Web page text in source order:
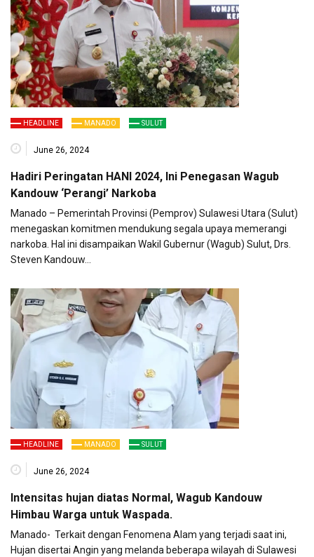
HEADLINE MANADO SULUT
June 26, 2024
Hadiri Peringatan HANI 2024, Ini Penegasan Wagub
Kandouw ‘Perangi’ Narkoba
Manado – Pemerintah Provinsi (Pemprov) Sulawesi Utara (Sulut)
menegaskan komitmen mendukung segala upaya memerangi
narkoba. Hal ini disampaikan Wakil Gubernur (Wagub) Sulut, Drs.
Steven Kandouw…
HEADLINE MANADO SULUT
June 26, 2024
Intensitas hujan diatas Normal, Wagub Kandouw
Himbau Warga untuk Waspada.
Manado- Terkait dengan Fenomena Alam yang terjadi saat ini,
Hujan disertai Angin yang melanda beberapa wilayah di Sulawesi